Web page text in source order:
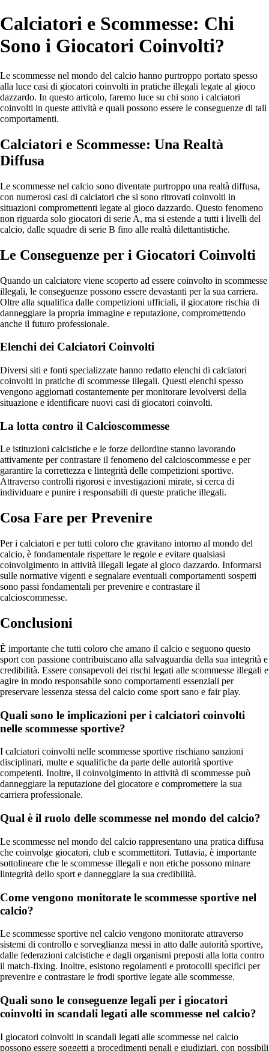
Calciatori e Scommesse: Chi
Sono i Giocatori Coinvolti?
Le scommesse nel mondo del calcio hanno purtroppo portato spesso
alla luce casi di giocatori coinvolti in pratiche illegali legate al gioco
dazzardo. In questo articolo, faremo luce su chi sono i calciatori
coinvolti in queste attività e quali possono essere le conseguenze di tali
comportamenti.
Calciatori e Scommesse: Una Realtà
Diffusa
Le scommesse nel calcio sono diventate purtroppo una realtà diffusa,
con numerosi casi di calciatori che si sono ritrovati coinvolti in
situazioni compromettenti legate al gioco dazzardo. Questo fenomeno
non riguarda solo giocatori di serie A, ma si estende a tutti i livelli del
calcio, dalle squadre di serie B fino alle realtà dilettantistiche.
Le Conseguenze per i Giocatori Coinvolti
Quando un calciatore viene scoperto ad essere coinvolto in scommesse
illegali, le conseguenze possono essere devastanti per la sua carriera.
Oltre alla squalifica dalle competizioni ufficiali, il giocatore rischia di
danneggiare la propria immagine e reputazione, compromettendo
anche il futuro professionale.
Elenchi dei Calciatori Coinvolti
Diversi siti e fonti specializzate hanno redatto elenchi di calciatori
coinvolti in pratiche di scommesse illegali. Questi elenchi spesso
vengono aggiornati costantemente per monitorare levolversi della
situazione e identificare nuovi casi di giocatori coinvolti.
La lotta contro il Calcioscommesse
Le istituzioni calcistiche e le forze dellordine stanno lavorando
attivamente per contrastare il fenomeno del calcioscommesse e per
garantire la correttezza e lintegrità delle competizioni sportive.
Attraverso controlli rigorosi e investigazioni mirate, si cerca di
individuare e punire i responsabili di queste pratiche illegali.
Cosa Fare per Prevenire
Per i calciatori e per tutti coloro che gravitano intorno al mondo del
calcio, è fondamentale rispettare le regole e evitare qualsiasi
coinvolgimento in attività illegali legate al gioco dazzardo. Informarsi
sulle normative vigenti e segnalare eventuali comportamenti sospetti
sono passi fondamentali per prevenire e contrastare il
calcioscommesse.
Conclusioni
È importante che tutti coloro che amano il calcio e seguono questo
sport con passione contribuiscano alla salvaguardia della sua integrità e
credibilità. Essere consapevoli dei rischi legati alle scommesse illegali e
agire in modo responsabile sono comportamenti essenziali per
preservare lessenza stessa del calcio come sport sano e fair play.
Quali sono le implicazioni per i calciatori coinvolti
nelle scommesse sportive?
I calciatori coinvolti nelle scommesse sportive rischiano sanzioni
disciplinari, multe e squalifiche da parte delle autorità sportive
competenti. Inoltre, il coinvolgimento in attività di scommesse può
danneggiare la reputazione del giocatore e compromettere la sua
carriera professionale.
Qual è il ruolo delle scommesse nel mondo del calcio?
Le scommesse nel mondo del calcio rappresentano una pratica diffusa
che coinvolge giocatori, club e scommettitori. Tuttavia, è importante
sottolineare che le scommesse illegali e non etiche possono minare
lintegrità dello sport e danneggiare la sua credibilità.
Come vengono monitorate le scommesse sportive nel
calcio?
Le scommesse sportive nel calcio vengono monitorate attraverso
sistemi di controllo e sorveglianza messi in atto dalle autorità sportive,
dalle federazioni calcistiche e dagli organismi preposti alla lotta contro
il match-fixing. Inoltre, esistono regolamenti e protocolli specifici per
prevenire e contrastare le frodi sportive legate alle scommesse.
Quali sono le conseguenze legali per i giocatori
coinvolti in scandali legati alle scommesse nel calcio?
I giocatori coinvolti in scandali legati alle scommesse nel calcio
possono essere soggetti a procedimenti penali e giudiziari, con possibili